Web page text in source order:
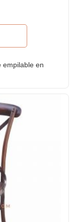
empilable en